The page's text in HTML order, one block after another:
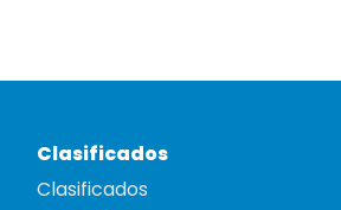
Clasificados
Clasificados